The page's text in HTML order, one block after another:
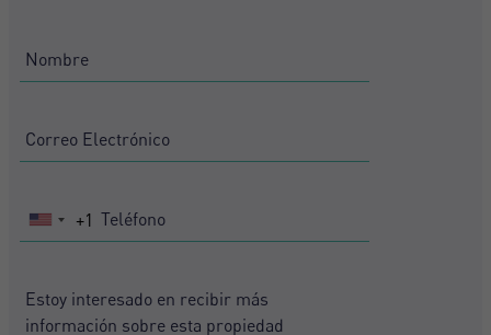
United
+1